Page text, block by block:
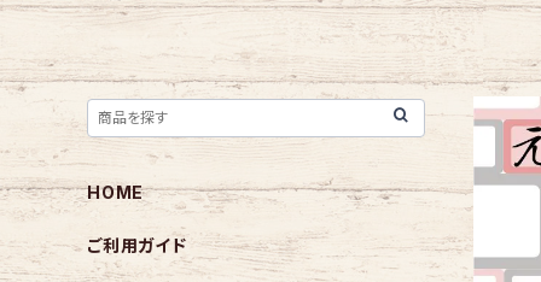
HOME
ご利用ガイド